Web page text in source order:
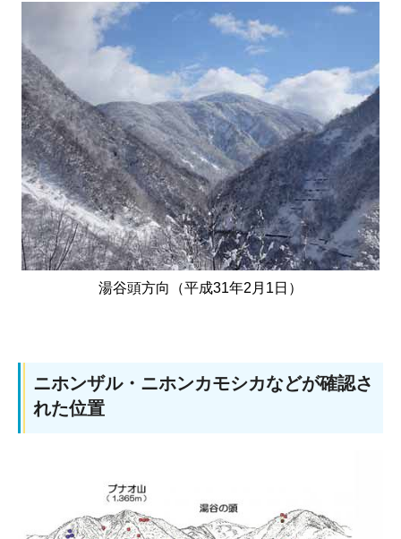
湯谷頭方向（平成31年2月1日）
ニホンザル・ニホンカモシカなどが確認さ
れた位置